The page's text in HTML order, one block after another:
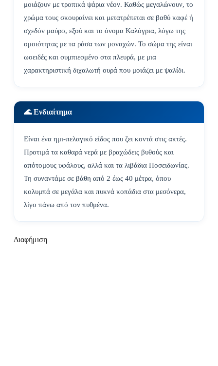
μοιάζουν με τροπικά ψάρια νέον. Καθώς μεγαλώνουν, το
χρώμα τους σκουραίνει και μετατρέπεται σε βαθύ καφέ ή
σχεδόν μαύρο, εξού και το όνομα Καλόγρια, λόγω της
ομοιότητας με τα ράσα των μοναχών. Το σώμα της είναι
ωοειδές και συμπιεσμένο στα πλευρά, με μια
χαρακτηριστική διχαλωτή ουρά που μοιάζει με ψαλίδι.
🌊 Ενδιαίτημα
Είναι ένα ημι-πελαγικό είδος που ζει κοντά στις ακτές.
Προτιμά τα καθαρά νερά με βραχώδεις βυθούς και
απότομους υφάλους, αλλά και τα λιβάδια Ποσειδωνίας.
Τη συναντάμε σε βάθη από 2 έως 40 μέτρα, όπου
κολυμπά σε μεγάλα και πυκνά κοπάδια στα μεσόνερα,
λίγο πάνω από τον πυθμένα.
Διαφήμιση